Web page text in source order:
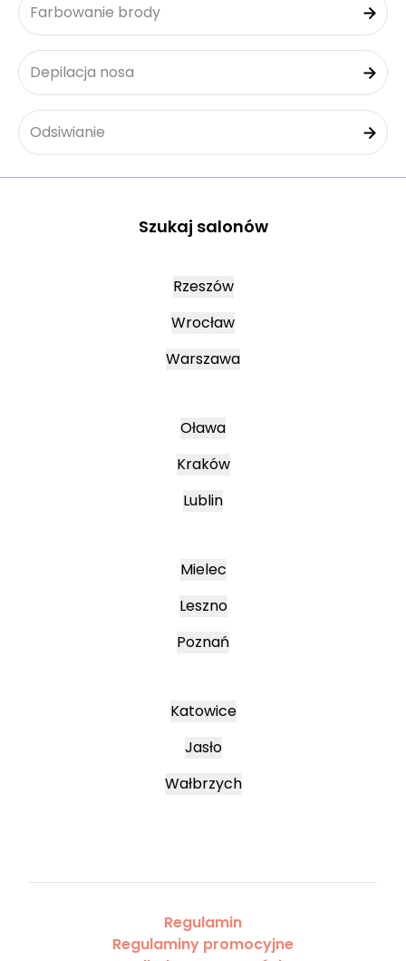
Farbowanie brody
Depilacja nosa
Odsiwianie
Szukaj salonów
Rzeszów
Wrocław
Warszawa
Oława
Kraków
Lublin
Mielec
Leszno
Poznań
Katowice
Jasło
Wałbrzych
Regulamin
Regulaminy promocyjne